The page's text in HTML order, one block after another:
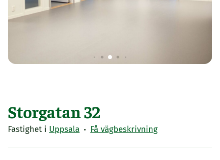
Storgatan 32
Fastighet i Uppsala · Få vägbeskrivning